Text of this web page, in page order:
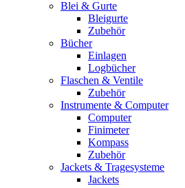
Blei & Gurte
Bleigurte
Zubehör
Bücher
Einlagen
Logbücher
Flaschen & Ventile
Zubehör
Instrumente & Computer
Computer
Finimeter
Kompass
Zubehör
Jackets & Tragesysteme
Jackets